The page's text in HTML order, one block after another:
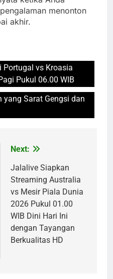
menonton
akhir.
Portugal vs Kroasia
Pukul 06.00 WIB
yang Sarat Gengsi dan
Next:
Jalalive Siapkan
Streaming Australia
vs Mesir Piala Dunia
2026 Pukul 01.00
WIB Dini Hari Ini
dengan Tayangan
Berkualitas HD